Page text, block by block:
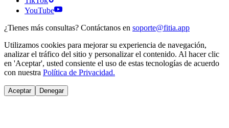
YouTube
¿Tienes más consultas? Contáctanos en soporte@fitia.app
Utilizamos cookies para mejorar su experiencia de navegación,
analizar el tráfico del sitio y personalizar el contenido. Al hacer clic
en 'Aceptar', usted consiente el uso de estas tecnologías de acuerdo
con nuestra Política de Privacidad.
Aceptar Denegar